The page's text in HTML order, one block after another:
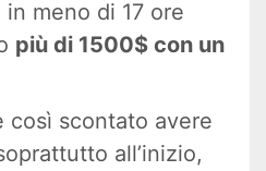
meno di 17 ore
più di 1500$ con un
così scontato avere
all’inizio,